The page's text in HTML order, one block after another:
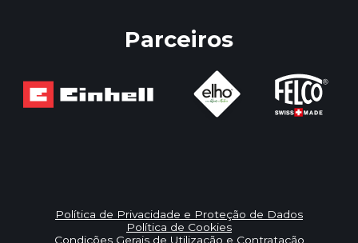
Parceiros
Política de Privacidade e Proteção de Dados
Política de Cookies
Condições Gerais de Utilização e Contratação